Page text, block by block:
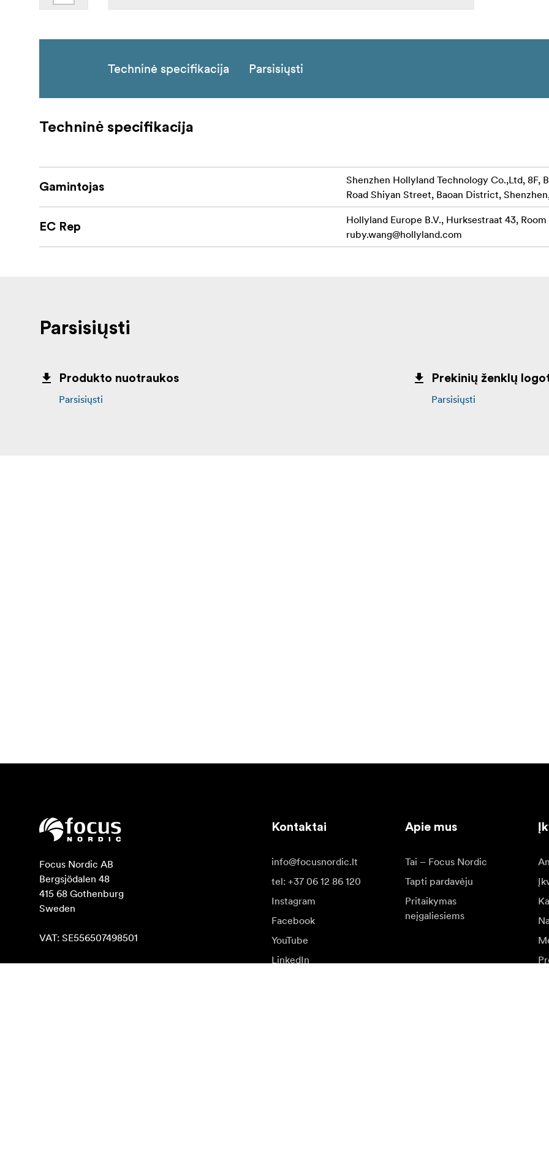
Techninė specifikacija Parsisiųsti
Techninė specifikacija
Gamintojas
Shenzhen Hollyland Technology Co.,Ltd, 8F,
Road Shiyan Street, Baoan District,
EC Rep
Hollyland Europe B.V., Hurksestraat 43,
ruby.wang@hollyland.com
Parsisiųsti
Produkto nuotraukos
Parsisiųsti
Prekinių ženklų
Parsisiųsti
Focus Nordic AB
Bergsjödalen 48
415 68 Gothenburg
Sweden
VAT: SE556507498501
Rasti Google Maps
Kontaktai
info@focusnordic.lt
tel: +37 06 12 86 120
Instagram
Facebook
YouTube
LinkedIn
Apie mus
Tai – Focus Nordic
Tapti pardavėju
Pritaikymas
neįgaliesiems